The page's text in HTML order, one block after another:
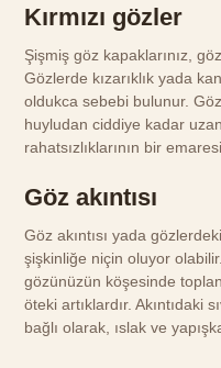
Kırmızı gözler
Şişmiş göz kapaklarınız,
Gözlerde kızarıklık yada
oldukca sebebi bulunur.
huyludan ciddiye kadar
rahatsızlıklarının bir
Göz akıntısı
Göz akıntısı yada
şişkinliğe niçin oluyor
gözünüzün köşesinde
öteki artıklardır. Akıntıdaki
bağlı olarak, ıslak ve